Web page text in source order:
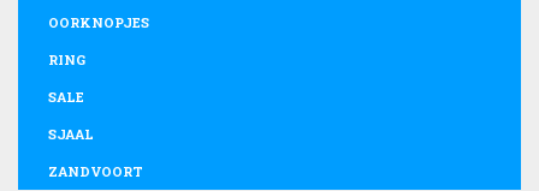
OORKNOPJES
RING
SALE
SJAAL
ZANDVOORT